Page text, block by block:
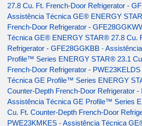
27.8 Cu. Ft. French-Door Refrigerator -
Assistência Técnica GE® ENERGY
French-Door Refrigerator -
Técnica GE® ENERGY STAR® 27.8 Cu.
Refrigerator - GFE28GGKBB -
Profile™ Series ENERGY STAR® 23.1
French-Door Refrigerator - PWE23KELDS
Técnica GE Profile™ Series ENERGY
Counter-Depth French-Door Refrigerator -
Assistência Técnica GE Profile™ Series
Cu. Ft. Counter-Depth French-Door
PWE23KMKES -Assistência Técnica